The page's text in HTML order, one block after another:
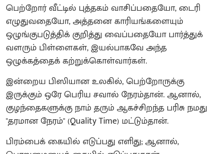
பெற்றோர் வீட்டில் புத்தகம் வாசிப்பதையோ, டைரி
எழுதுவதையோ, அத்தனை காரியங்களையும்
ஒழுங்குபடுத்திக் குறித்து வைப்பதையோ பார்த்துக்
வளரும் பிள்ளைகள், இயல்பாகவே அந்த
ஒழுக்கத்தைக் கற்றுக்கொள்வார்கள்.
இன்றைய பிஸியான உலகில், பெற்றோருக்கு
இருக்கும் ஒரே பெரிய சவால் நேரம்தான். ஆனால்,
குழந்தைகளுக்கு நாம் தரும் ஆகச்சிறந்த பரிசு நமது
"தரமான நேரம்" (Quality Time) மட்டும்தான்.
பிரம்பைக் கையில் எடுப்பது எளிது; ஆனால்,